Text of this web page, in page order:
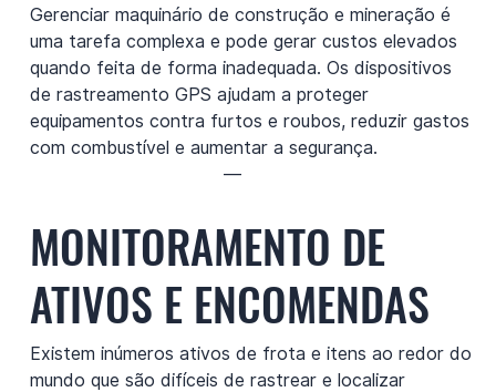
Gerenciar maquinário de construção e mineração é
uma tarefa complexa e pode gerar custos elevados
quando feita de forma inadequada. Os dispositivos
de rastreamento GPS ajudam a proteger
equipamentos contra furtos e roubos, reduzir gastos
com combustível e aumentar a segurança.
—
MONITORAMENTO DE
ATIVOS E ENCOMENDAS
Existem inúmeros ativos de frota e itens ao redor do
mundo que são difíceis de rastrear e localizar